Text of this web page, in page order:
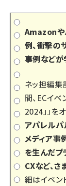
Amazonや
例、衝撃の
事例など
ネッ担編集
間、ECイベ
2024」」を
アパレル
メディア事
を生んだ
CXなど、
細はイベン